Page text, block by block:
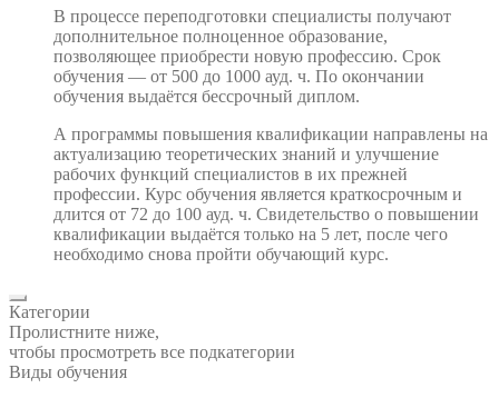
В процессе переподготовки специалисты получают
дополнительное полноценное образование,
позволяющее приобрести новую профессию. Срок
обучения — от 500 до 1000 ауд. ч. По окончании
обучения выдаётся бессрочный диплом.
А программы повышения квалификации направлены на
актуализацию теоретических знаний и улучшение
рабочих функций специалистов в их прежней
профессии. Курс обучения является краткосрочным и
длится от 72 до 100 ауд. ч. Свидетельство о повышении
квалификации выдаётся только на 5 лет, после чего
необходимо снова пройти обучающий курс.
Категории
Пролистните ниже,
чтобы просмотреть все подкатегории
Виды обучения